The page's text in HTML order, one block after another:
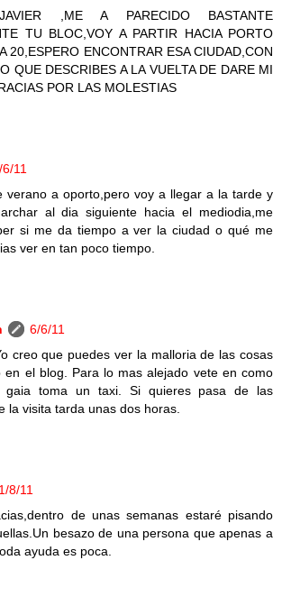
,ME A PARECIDO BASTANTE
TU BLOC,VOY A PARTIR HACIA PORTO
20,ESPERO ENCONTRAR ESA CIUDAD,CON
QUE DESCRIBES A LA VUELTA DE DARE MI
POR LAS MOLESTIAS
11
verano a oporto,pero voy a llegar a la tarde y
al dia siguiente hacia el mediodia,me
si me da tiempo a ver la ciudad o qué me
ver en tan poco tiempo.
6/6/11
creo que puedes ver la malloria de las cosas
en el blog. Para lo mas alejado vete en como
gaia toma un taxi. Si quieres pasa de las
la visita tarda unas dos horas.
8/11
de unas semanas estaré pisando
besazo de una persona que apenas a
ayuda es poca.